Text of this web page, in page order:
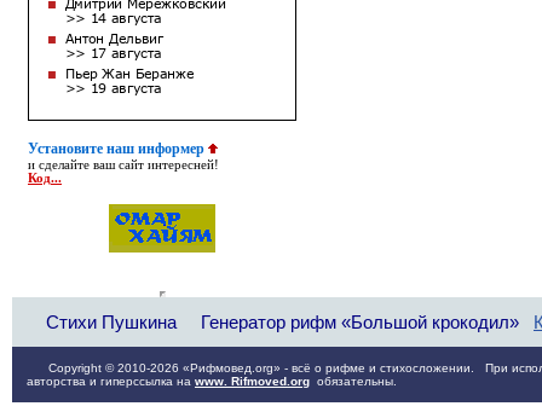
Установите наш информер
и сделайте ваш сайт интересней!
Код...
Стихи Пушкина Генератор рифм «Большой крокодил»
Copyright © 2010-2026 «Рифмовед.org» - всё о рифме и стихосложении. При
авторства и гиперссылка на www. Rifmoved.org обязательны.